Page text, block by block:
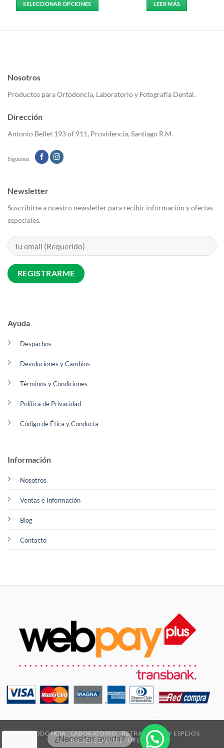
SELECCIONAR OPCIONES
pueden
la
de
producto
LEER MÁS
Nosotros
Productos para Ortodoncia, Laboratorio y Fotografía Dental.
Dirección
Antonio Bellet 193 of 911, Providencia, Santiago R.M.
Siguenos
Ayuda
Despachos
Devoluciones y Cambios
Términos y Condiciones
Política de Privacidad
Código de Ética y Conducta
Información
Nosotros
Ventas e Información
Blog
Contacto
Newsletter
Suscribirte a nuestro newsletter para recibir información y ofertas
especiales.
ORTODONCIA LABORATORIO
RETRACTORES Y ESPEJOS
HIGIENE DENTAL
OFERTAS
¿Necesitas ayuda?